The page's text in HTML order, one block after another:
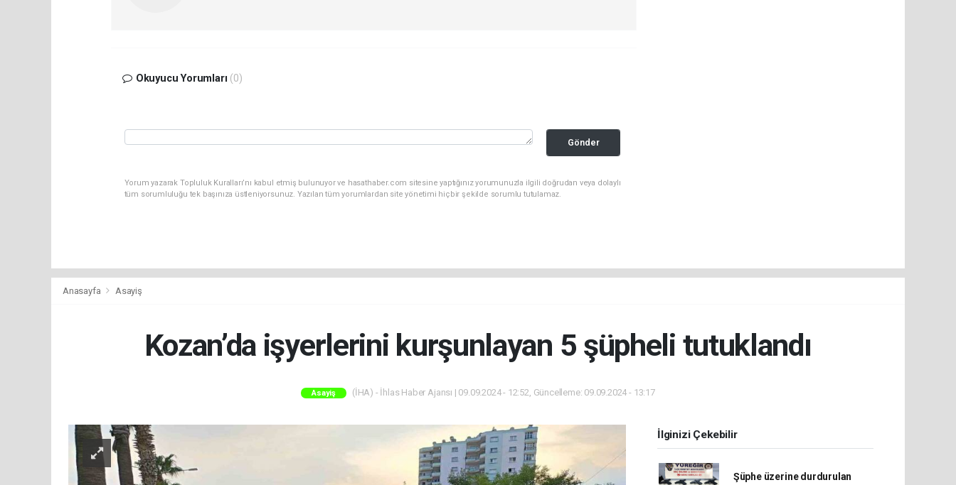
Okuyucu Yorumları (0)
Gönder
Yorum yazarak Topluluk Kuralları’nı kabul etmiş bulunuyor ve hasathaber.com sitesine yaptığınız yorumunuzla ilgili doğrudan veya dolaylı
tüm sorumluluğu tek başınıza üstleniyorsunuz. Yazılan tüm yorumlardan site yönetimi hiçbir şekilde sorumlu tutulamaz.
Anasayfa Asayiş
Kozan’da işyerlerini kurşunlayan 5 şüpheli tutuklandı
Asayiş (İHA) - İhlas Haber Ajansı | 09.09.2024 - 12:52, Güncelleme: 09.09.2024 - 13:17
İlginizi Çekebilir
Şüphe üzerine durdurulan